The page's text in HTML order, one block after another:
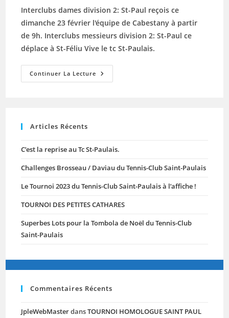
la
publication :
Interclubs dames division 2: St-Paul reçois ce
dimanche 23 février l'équipe de Cabestany à partir
de 9h. Interclubs messieurs division 2: St-Paul ce
déplace à St-Féliu Vive le tc St-Paulais.
Continuer La Lecture Les
Rencontres
Articles Récents
C’est la reprise au Tc St-Paulais.
Challenges Brosseau / Daviau du Tennis-Club Saint-Paulais
Le Tournoi 2023 du Tennis-Club Saint-Paulais à l’affiche !
TOURNOI DES PETITES CATHARES
Superbes Lots pour la Tombola de Noël du Tennis-Club
Saint-Paulais
Commentaires Récents
JpleWebMasterdansTOURNOI HOMOLOGUE SAINT PAUL